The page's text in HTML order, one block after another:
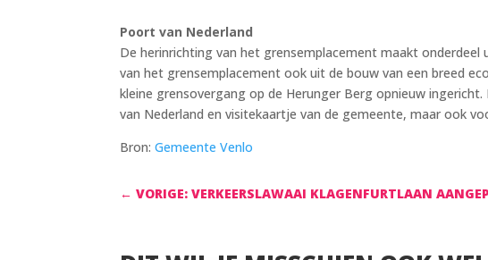
Poort van Nederland
De herinrichting van het grensemplacement maakt
van het grensemplacement ook uit de bouw van een breed
kleine grensovergang op de Herunger Berg opnieuw
van Nederland en visitekaartje van de gemeente, maar ook
Bron:Gemeente Venlo
←VORIGE: VERKEERSLAWAAI KLAGENFURTLAAN